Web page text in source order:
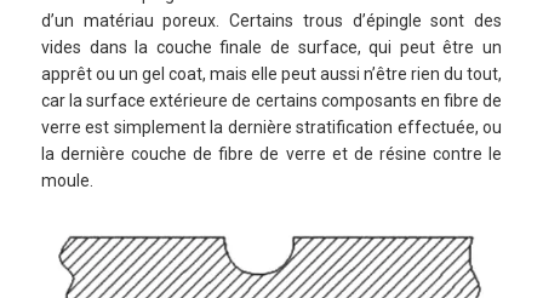
d’un matériau poreux. Certains trous d’épingle sont des
vides dans la couche finale de surface, qui peut être un
apprêt ou un gel coat, mais elle peut aussi n’être rien du tout,
car la surface extérieure de certains composants en fibre de
verre est simplement la dernière stratification effectuée, ou
la dernière couche de fibre de verre et de résine contre le
moule.